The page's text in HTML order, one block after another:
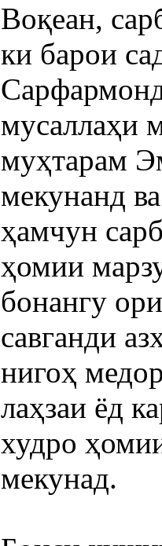
Воқеан,
ки барои
мусаллаҳи
муҳтарам
мекунанд
ҳамчун
ҳомии
бонангу
савганди
нигоҳ
лаҳзаи ёд
худро
мекунад.